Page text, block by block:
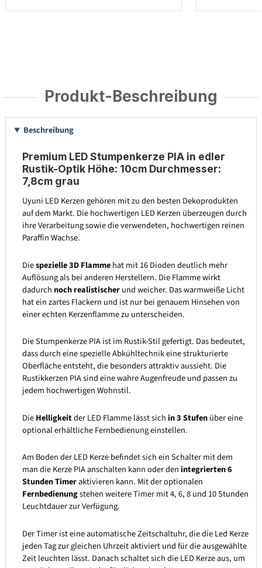
Produkt-Beschreibung
Beschreibung
Premium LED Stumpenkerze PIA in edler
Rustik-Optik Höhe: 10cm Durchmesser:
7,8cm grau
Uyuni LED Kerzen gehören mit zu den besten Dekoprodukten
auf dem Markt. Die hochwertigen LED Kerzen überzeugen durch
ihre Verarbeitung sowie die verwendeten, hochwertigen reinen
Paraffin Wachse.
Diespezielle 3D Flammehat mit 16 Dioden deutlich mehr
Auflösung als bei anderen Herstellern. Die Flamme wirkt
dadurch noch realistischerund weicher. Das warmweiße Licht
hat ein zartes Flackern und ist nur bei genauem Hinsehen von
einer echten Kerzenflamme zu unterscheiden.
Die Stumpenkerze PIA ist im Rustik-Stil gefertigt. Das bedeutet,
dass durch eine spezielle Abkühltechnik eine strukturierte
Oberfläche entsteht, die besonders attraktiv aussieht. Die
Rustikkerzen PIA sind eine wahre Augenfreude und passen zu
jedem hochwertigen Wohnstil.
DieHelligkeitder LED Flamme lässt sichin 3 Stufenüber eine
optional erhältliche Fernbedienung einstellen.
Am Boden der LED Kerze befindet sich ein Schalter mit dem
man die Kerze PIA anschalten kann oder denintegrierten 6
Stunden Timeraktivieren kann. Mit der optionalen
Fernbedienungstehen weitere Timer mit 4, 6, 8 und 10 Stunden
Leuchtdauer zur Verfügung.
Der Timer ist eine automatische Zeitschaltuhr, die die Led Kerze
jeden Tag zur gleichen Uhrzeit aktiviert und für die ausgewählte
Zeit leuchten lässt. Danach schaltet sich die LED Kerze aus, um